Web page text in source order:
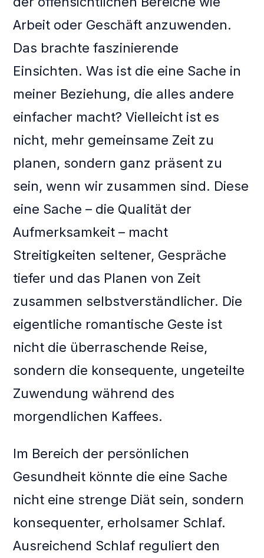
Arbeit oder Geschäft anzuwenden.
Das brachte faszinierende
Einsichten. Was ist die eine Sache in
meiner Beziehung, die alles andere
einfacher macht? Vielleicht ist es
nicht, mehr gemeinsame Zeit zu
planen, sondern ganz präsent zu
sein, wenn wir zusammen sind. Diese
eine Sache – die Qualität der
Aufmerksamkeit – macht
Streitigkeiten seltener, Gespräche
tiefer und das Planen von Zeit
zusammen selbstverständlicher. Die
eigentliche romantische Geste ist
nicht die überraschende Reise,
sondern die konsequente, ungeteilte
Zuwendung während des
morgendlichen Kaffees.
Im Bereich der persönlichen
Gesundheit könnte die eine Sache
nicht eine strenge Diät sein, sondern
konsequenter, erholsamer Schlaf.
Ausreichend Schlaf reguliert den